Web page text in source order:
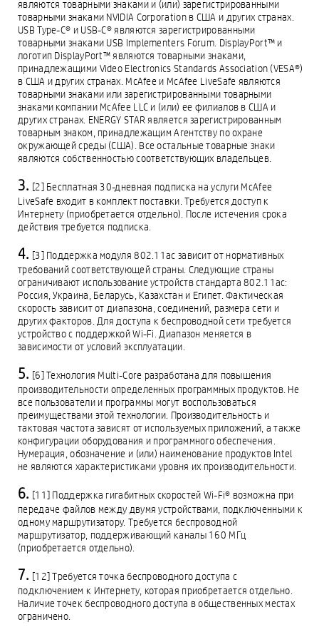
являются товарными знаками и (или) зарегистрированными
товарными знаками NVIDIA Corporation в США и других странах.
USB Type-C® и USB-C® являются зарегистрированными
товарными знаками USB Implementers Forum. DisplayPort™ и
логотип DisplayPort™ являются товарными знаками,
принадлежащими Video Electronics Standards Association (VESA®)
в США и других странах. McAfee и McAfee LiveSafe являются
товарными знаками или зарегистрированными товарными
знаками компании McAfee LLC и (или) ее филиалов в США и
других странах. ENERGY STAR является зарегистрированным
товарным знаком, принадлежащим Агентству по охране
окружающей среды (США). Все остальные товарные знаки
являются собственностью соответствующих владельцев.
[2] Бесплатная 30-дневная подписка на услуги McAfee
LiveSafe входит в комплект поставки. Требуется доступ к
Интернету (приобретается отдельно). После истечения срока
действия требуется подписка.
[3] Поддержка модуля 802.11ac зависит от нормативных
требований соответствующей страны. Следующие страны
ограничивают использование устройств стандарта 802.11ac:
Россия, Украина, Беларусь, Казахстан и Египет. Фактическая
скорость зависит от диапазона, соединений, размера сети и
других факторов. Для доступа к беспроводной сети требуется
устройство с поддержкой Wi-Fi. Диапазон меняется в
зависимости от условий эксплуатации.
[6] Технология Multi-Core разработана для повышения
производительности определенных программных продуктов. Не
все пользователи и программы могут воспользоваться
преимуществами этой технологии. Производительность и
тактовая частота зависят от используемых приложений, а также
конфигурации оборудования и программного обеспечения.
Нумерация, обозначение и (или) наименование продуктов Intel
не являются характеристиками уровня их производительности.
[11] Поддержка гигабитных скоростей Wi-Fi® возможна при
передаче файлов между двумя устройствами, подключенными к
одному маршрутизатору. Требуется беспроводной
маршрутизатор, поддерживающий каналы 160 МГц
(приобретается отдельно).
[12] Требуется точка беспроводного доступа с
подключением к Интернету, которая приобретается отдельно.
Наличие точек беспроводного доступа в общественных местах
ограничено.